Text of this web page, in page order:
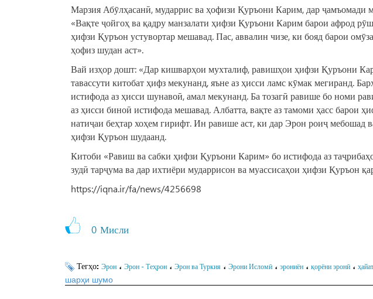
Марзия Абӯлҳасанӣ, мударрис ва ҳофизи Қуръони Карим, дар ҷамъомади
«Вақте ҷойгоҳ ва қадру манзалати ҳифзи Қуръони Карим барои афрод
ҳифзи Қуръон устувортар мешавад. Пас, аввалин чизе, ки бояд барои
ҳофиз шудан аст».
Вай изҳор дошт: «Дар кишварҳои мухталиф, равишҳои ҳифзи Қуръони
тавассути китобат ҳифз мекунанд, яъне аз ҳисси ламс кӯмак мегиранд.
истифода аз ҳисси шунавоӣ, амал мекунанд. Ба тозагӣ равише бо номи
аз ҳисси биноӣ истифода мешавад. Албатта, вақте аз тамоми ҳасс барои
натиҷаи беҳтар хоҳем гирифт. Ин равише аст, ки дар Эрон роиҷ мебошад
ҳифзи Қуръон шудаанд.
Китоби «Равиш ва сабки ҳифзи Қуръони Карим» бо истифода аз
зудӣ тарҷума ва дар ихтиёри мударрисон ва муассисаҳои ҳифзи Қуръон
https://iqna.ir/fa/news/4256698
0 Мисли
Тегҳо: Эрон ، Эрон - Теҳрон ، Эрон ва Туркия ، Эрони Исломӣ ، эрониён ، қорёни эронӣ ،
шарҳи шумо